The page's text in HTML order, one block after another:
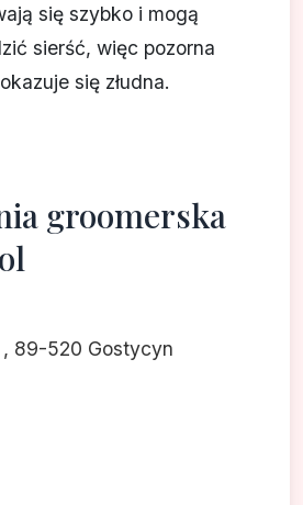
się szybko i mogą
sierść, więc pozorna
się złudna.
groomerska
, 89-520 Gostycyn